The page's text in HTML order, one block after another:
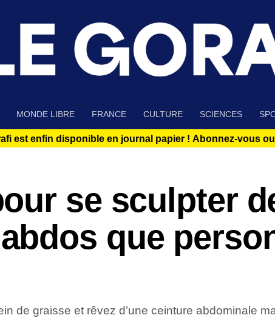
MONDE LIBRE FRANCE CULTURE SCIENCES
est enfin disponible en journal papier ! Abonnez-vous
se sculpter
que
de graisse et rêvez d’une ceinture abdominale